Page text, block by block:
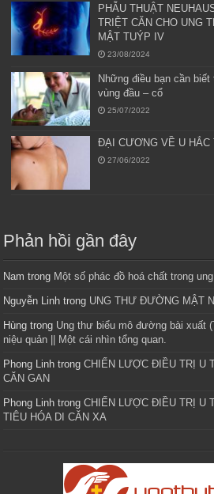
PHẪU THUẬT
TRIỆT CĂN CHO UNG
MẬT TUÝP IV
23/08/2024
Những điều bạn cần
vùng đầu – cổ
25/07/2022
ĐẠI CƯƠNG VỀ U HẮC
27/06/2022
Phản hồi gần đây
Nam trong Một số phác đồ hoá chất trong
Nguyễn Linh trong UNG THƯ ĐƯỜNG MẬT
Hùng trong Ung thư biểu mô đường bài xuất
niệu quản || Một cái nhìn tổng quan.
Phong Linh trongCHIẾN LƯỢC ĐIỀU TRỊ U
CĂN GAN
Phong Linh trongCHIẾN LƯỢC ĐIỀU TRỊ U
TIÊU HÓA DI CĂN XA